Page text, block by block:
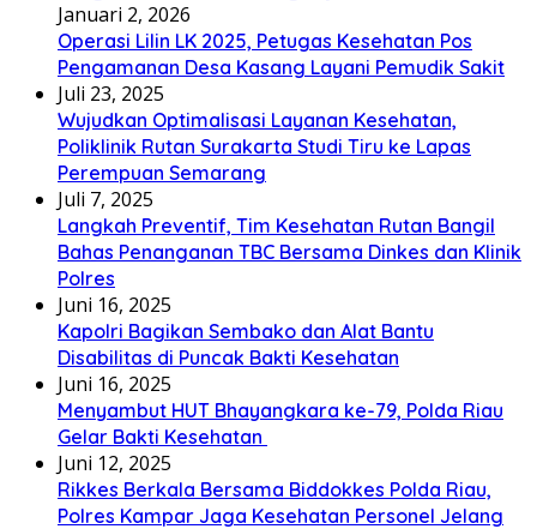
Januari 2, 2026
Operasi Lilin LK 2025, Petugas Kesehatan Pos
Pengamanan Desa Kasang Layani Pemudik Sakit
Juli 23, 2025
Wujudkan Optimalisasi Layanan Kesehatan,
Poliklinik Rutan Surakarta Studi Tiru ke Lapas
Perempuan Semarang
Juli 7, 2025
Langkah Preventif, Tim Kesehatan Rutan Bangil
Bahas Penanganan TBC Bersama Dinkes dan Klinik
Polres
Juni 16, 2025
Kapolri Bagikan Sembako dan Alat Bantu
Disabilitas di Puncak Bakti Kesehatan
Juni 16, 2025
Menyambut HUT Bhayangkara ke-79, Polda Riau
Gelar Bakti Kesehatan
Juni 12, 2025
Rikkes Berkala Bersama Biddokkes Polda Riau,
Polres Kampar Jaga Kesehatan Personel Jelang